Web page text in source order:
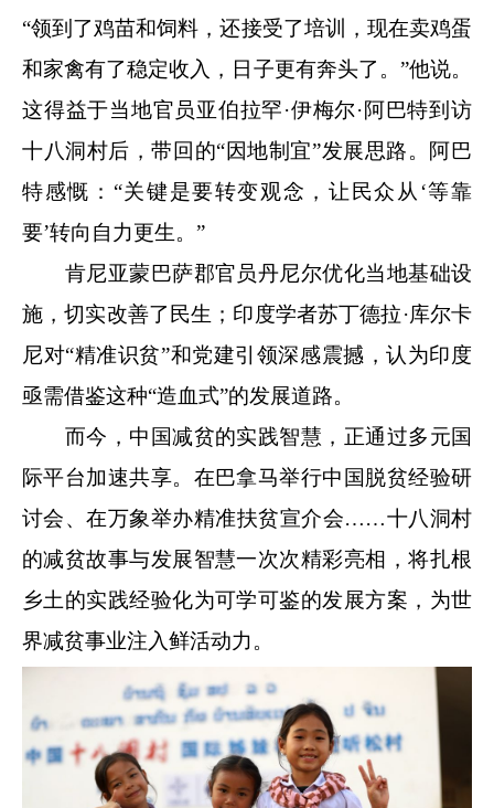
“领到了鸡苗和饲料，还接受了培训，现在卖鸡蛋
和家禽有了稳定收入，日子更有奔头了。”他说。
这得益于当地官员亚伯拉罕·伊梅尔·阿巴特到访
十八洞村后，带回的“因地制宜”发展思路。阿巴
特感慨：“关键是要转变观念，让民众从‘等靠
要’转向自力更生。”
肯尼亚蒙巴萨郡官员丹尼尔优化当地基础设
施，切实改善了民生；印度学者苏丁德拉·库尔卡
尼对“精准识贫”和党建引领深感震撼，认为印度
亟需借鉴这种“造血式”的发展道路。
而今，中国减贫的实践智慧，正通过多元国
际平台加速共享。在巴拿马举行中国脱贫经验研
讨会、在万象举办精准扶贫宣介会……十八洞村
的减贫故事与发展智慧一次次精彩亮相，将扎根
乡土的实践经验化为可学可鉴的发展方案，为世
界减贫事业注入鲜活动力。